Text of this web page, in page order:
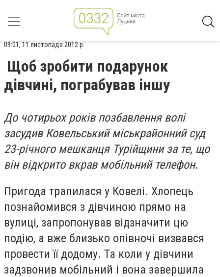
09:01, 11 листопада 2012 р.
Щоб зробити подарунок
дівчині, пограбував іншу
До чотирьох років позбавлення волі
засудив Ковельський міськрайонний суд
23-річного мешканця Турійщини за те, що
він відкрито вкрав мобільний телефон.
Пригода трапилася у Ковелі. Хлопець
познайомився з дівчиною прямо на
вулиці, запропонував відзначити цю
подію, а вже близько опівночі визвався
провести її додому. Та коли у дівчини
задзвонив мобільний і вона завершила